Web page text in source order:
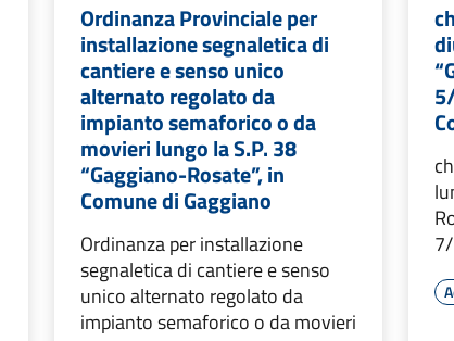
Ordinanza Provinciale per
installazione segnaletica di
cantiere e senso unico
alternato regolato da
impianto semaforico o da
movieri lungo la S.P. 38
“Gaggiano-Rosate”, in
Comune di Gaggiano
Ordinanza per installazione
segnaletica di cantiere e senso
unico alternato regolato da
impianto semaforico o da movieri